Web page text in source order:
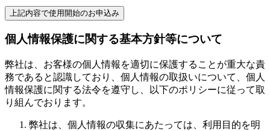
個人情報保護に関する基本方針等について
弊社は、お客様の個人情報を適切に保護することが重大な責
務であると認識しており、個人情報の取扱いについて、個人
情報保護に関する法令を遵守し、以下のポリシーに従って取
り組んでおります。
弊社は、個人情報の収集にあたっては、利用目的を明